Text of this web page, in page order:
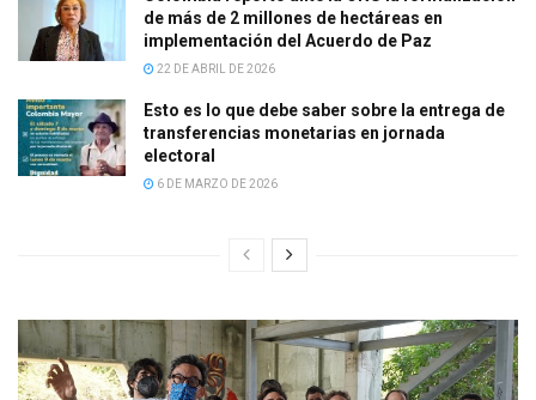
de más de 2 millones de hectáreas en
implementación del Acuerdo de Paz
22 DE ABRIL DE 2026
Esto es lo que debe saber sobre la entrega de
transferencias monetarias en jornada
electoral
6 DE MARZO DE 2026